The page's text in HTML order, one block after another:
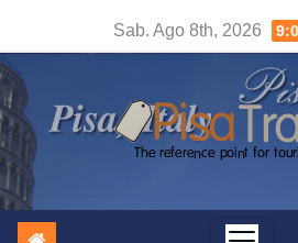
contenuto
Sab. Ago 8th, 2026